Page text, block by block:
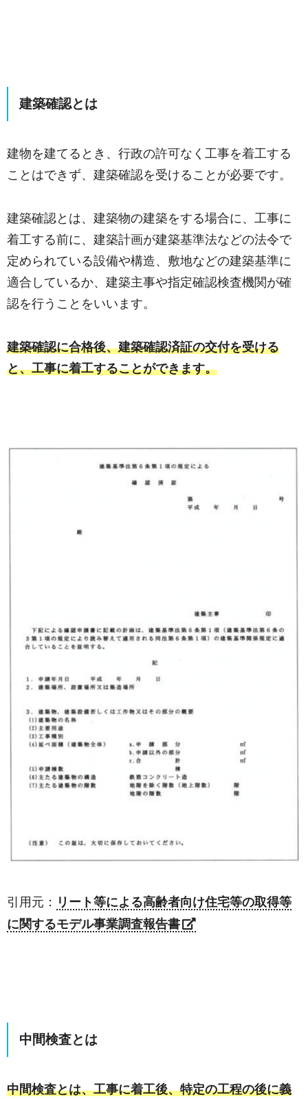
建築確認とは
建物を建てるとき、行政の許可なく工事を着工する
ことはできず、建築確認を受けることが必要です。
建築確認とは、建築物の建築をする場合に、工事に
着工する前に、建築計画が建築基準法などの法令で
定められている設備や構造、敷地などの建築基準に
適合しているか、建築主事や指定確認検査機関が確
認を行うことをいいます。
建築確認に合格後、建築確認済証の交付を受ける
と、工事に着工することができます。
引用元： リート等による高齢者向け住宅等の取得等
に関するモデル事業調査報告書
中間検査とは
中間検査とは、工事に着工後、特定の工程の後に義